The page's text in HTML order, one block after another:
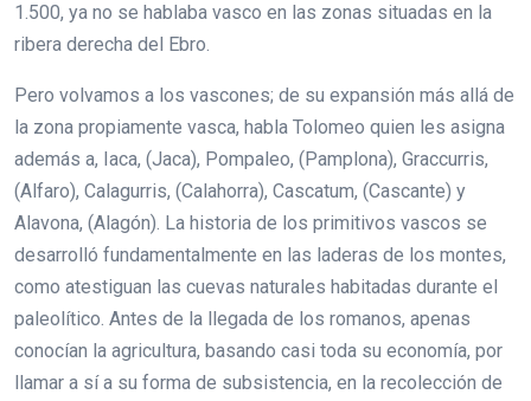
1.500, ya no se hablaba vasco en las zonas situadas en la
ribera derecha del Ebro.
Pero volvamos a los vascones; de su expansión más allá de
la zona propiamente vasca, habla Tolomeo quien les asigna
además a, Iaca, (Jaca), Pompaleo, (Pamplona), Graccurris,
(Alfaro), Calagurris, (Calahorra), Cascatum, (Cascante) y
Alavona, (Alagón). La historia de los primitivos vascos se
desarrolló fundamentalmente en las laderas de los montes,
como atestiguan las cuevas naturales habitadas durante el
paleolítico. Antes de la llegada de los romanos, apenas
conocían la agricultura, basando casi toda su economía, por
llamar a sí a su forma de subsistencia, en la recolección de